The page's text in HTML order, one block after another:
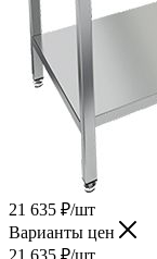
21 635 ₽/шт
Варианты цен
21 635 ₽/шт